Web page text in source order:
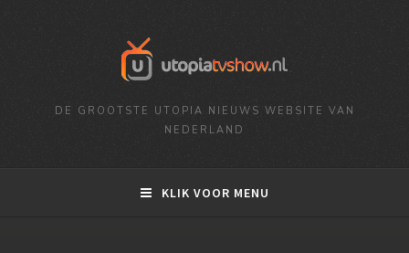
DE GROOTSTE UTOPIA NIEUWS WEBSITE VAN
NEDERLAND
KLIK VOOR MENU